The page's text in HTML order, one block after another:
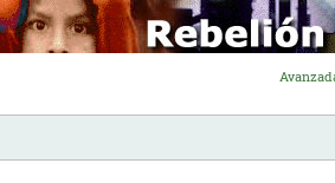
Skip
to
content